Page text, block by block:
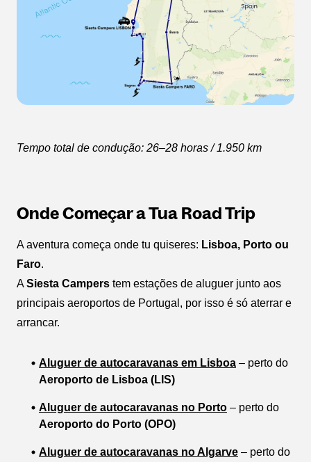
Tempo total de condução: 26–28 horas / 1.950 km
Onde Começar a Tua Road Trip
A aventura começa onde tu quiseres: Lisboa, Porto ou
Faro.
ASiesta Campers tem estações de aluguer junto aos
principais aeroportos de Portugal, por isso é só aterrar e
arrancar.
Aluguer de autocaravanas em Lisboa – perto do
Aeroporto de Lisboa (LIS)
Aluguer de autocaravanas no Porto – perto do
Aeroporto do Porto (OPO)
Aluguer de autocaravanas no Algarve – perto do